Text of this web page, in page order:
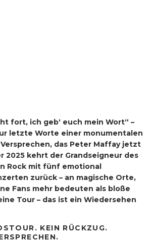
fort, ich geb‘ euch mein Wort“ –
letzte Worte einer monumentalen
das Peter Maffay jetzt
2025 kehrt der Grandseigneur des
Rock mit fünf emotional
zurück – an magische Orte,
Fans mehr bedeuten als bloße
Tour – das ist ein Wiedersehen
KEIN RÜCKZUG.